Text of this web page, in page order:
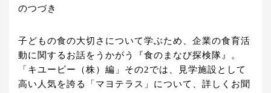
のつづき
子どもの食の大切さについて学ぶため、企業の食育活
動に関するお話をうかがう『食のまなび探検隊』。
「キユーピー（株）編」その2では、見学施設として
高い人気を誇る「マヨテラス」について、詳しくお聞